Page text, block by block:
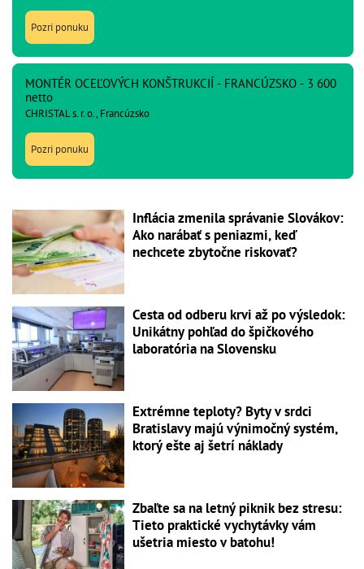
Pozri ponuku
MONTÉR OCEĽOVÝCH KONŠTRUKCIÍ - FRANCÚZSKO - 3 600
netto
CHRISTAL s. r. o., Francúzsko
Pozri ponuku
Inflácia zmenila správanie Slovákov:
Ako narábať s peniazmi, keď
nechcete zbytočne riskovať?
Cesta od odberu krvi až po výsledok:
Unikátny pohľad do špičkového
laboratória na Slovensku
Extrémne teploty? Byty v srdci
Bratislavy majú výnimočný systém,
ktorý ešte aj šetrí náklady
Zbaľte sa na letný piknik bez stresu:
Tieto praktické vychytávky vám
ušetria miesto v batohu!